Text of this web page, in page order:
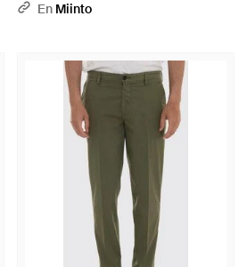
En Miinto